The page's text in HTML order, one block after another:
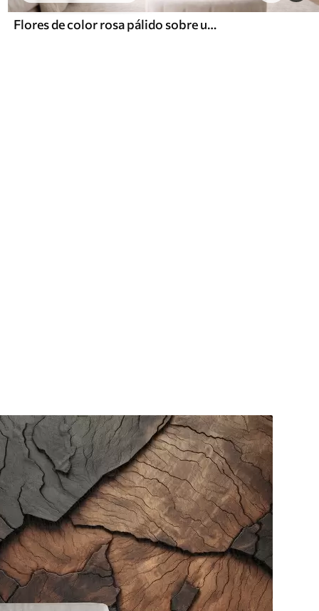
Flores de color rosa pálido sobre un fondo claro